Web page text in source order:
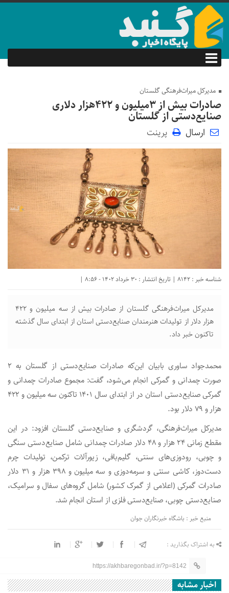
مدیرکل میراث‌فرهنگی گلستان
صادرات بیش از ۳میلیون و ۴۲۲هزار دلاری
صنایع‌دستی از گلستان
ارسال پرینت
شناسه خبر : 8142 | تاریخ انتشار : 30 خرداد 1402 - 8:56 |
مدیرکل میراث‌فرهنگی گلستان از صادرات بیش از سه میلیون و ۴۲۲
هزار دلار از تولیدات هنرمندان صنایع‌دستی استان از ابتدای سال گذشته
تاکنون خبر داد.
محمدجواد ساوری بابیان این‌که صادرات صنایع‌دستی از گلستان به ۲
صورت چمدانی و گمرکی انجام می‌شود، گفت: مجموع صادرات چمدانی و
گمرکی صنایع‌دستی استان در از ابتدای سال ۱۴۰۱ تاکنون سه میلیون و ۴۲۲
هزار و ۷۹ دلار بود.
مدیرکل میراث‌فرهنگی، گردشگری و صنایع‌دستی گلستان افزود: در این
مقطع زمانی ۲۴ هزار و ۴۸ دلار صادرات چمدانی شامل صنایع‌دستی سنگی
و چوبی، رودوزی‌های سنتی، گلیم‌بافی، زیورآلات ترکمن، تولیدات چرم
دست‌دوز، کاشی سنتی و سرمه‌دوزی و سه میلیون و ۳۹۸ هزار و ۳۱ دلار
صادرات گمرکی (اعلامی از گمرک کشور) شامل گروه‌های سفال و سرامیک،
صنایع‌دستی چوبی، صنایع‌دستی فلزی از استان انجام شد.
منبع خبر : باشگاه خبرنگاران جوان
به اشتراک بگذارید :
https://akhbaregonbad.ir/?p=8142
اخبار مشابه